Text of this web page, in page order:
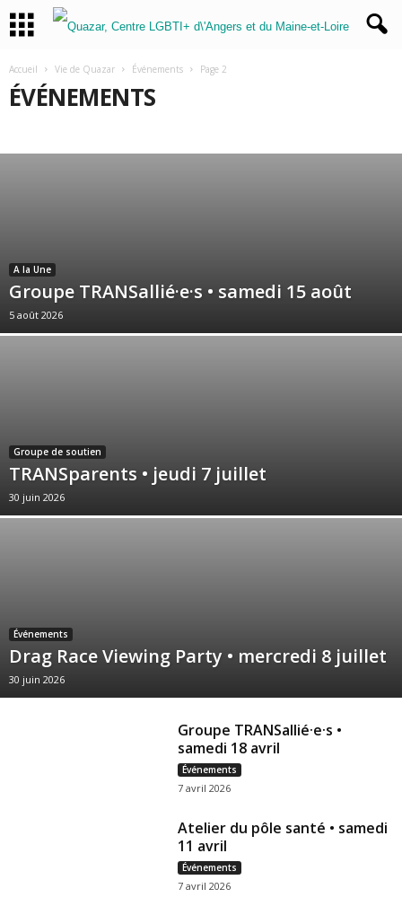
Accueil Vie de Quazar Événements Page 2
ÉVÉNEMENTS
A la Une
Groupe TRANSallié·e·s • samedi 15 août
5 août 2026
Groupe de soutien
TRANSparents • jeudi 7 juillet
30 juin 2026
Événements
Drag Race Viewing Party • mercredi 8 juillet
30 juin 2026
Groupe TRANSallié·e·s •
samedi 18 avril
Événements
7 avril 2026
Atelier du pôle santé • samedi
11 avril
Événements
7 avril 2026